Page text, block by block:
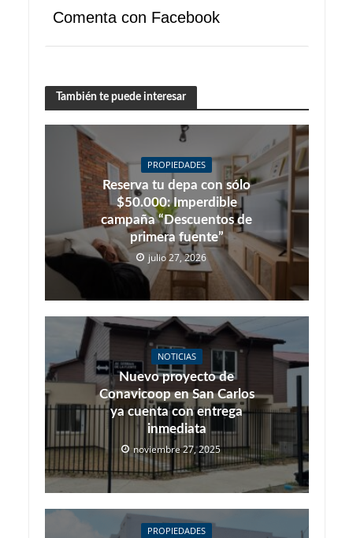
Comenta con Facebook
También te puede interesar
PROPIEDADES
Reserva tu depa con sólo
$50.000: Imperdible
campaña “Descuentos de
primera fuente”
julio 27, 2026
NOTICIAS
Nuevo proyecto de
Conavicoop en San Carlos
ya cuenta con entrega
inmediata
noviembre 27, 2025
PROPIEDADES